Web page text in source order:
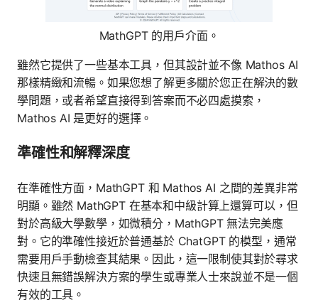
MathGPT 的用戶介面。
雖然它提供了一些基本工具，但其設計並不像 Mathos AI
那樣精緻和流暢。如果您想了解更多關於您正在解決的數
學問題，或者希望直接得到答案而不必四處摸索，
Mathos AI 是更好的選擇。
準確性和解釋深度
在準確性方面，MathGPT 和 Mathos AI 之間的差異非常
明顯。雖然 MathGPT 在基本和中級計算上還算可以，但
對於高級大學數學，如微積分，MathGPT 無法完美應
對。它的準確性接近於普通基於 ChatGPT 的模型，通常
需要用戶手動檢查其結果。因此，這一限制使其對於尋求
快速且無錯誤解決方案的學生或專業人士來說並不是一個
有效的工具。